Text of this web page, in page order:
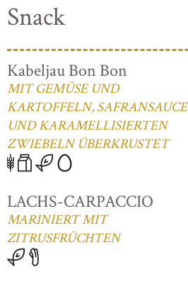
Snack
Kabeljau Bon Bon
MIT GEMÜSE UND
KARTOFFELN, SAFRANSAUCE
UND KARAMELLISIERTEN
ZWIEBELN ÜBERKRUSTET
LACHS-CARPACCIO
MARINIERT MIT
ZITRUSFRÜCHTEN